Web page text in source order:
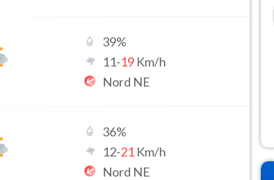
39%
11-19 Km/h
Nord NE
36%
12-21 Km/h
Nord NE